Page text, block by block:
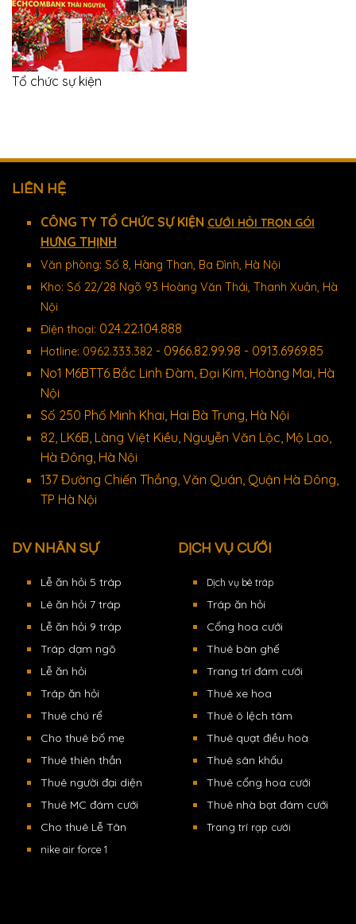
Tổ chức sự kiện
LIÊN HỆ
CÔNG TY TỔ CHỨC SỰ KIỆN CƯỚI HỎI TRỌN GÓI
HƯNG THỊNH
Văn phòng: Số 8, Hàng Than, Ba Đình, Hà Nội
Kho: Số 22/28 Ngõ 93 Hoàng Văn Thái, Thanh Xuân, Hà
Nội
Điện thoại: 024.22.104.888
Hotline: 0962.333.382 - 0966.82.99.98 - 0913.6969.85
No1 M6BTT6 Bắc Linh Đàm, Đại Kim, Hoàng Mai, Hà
Nội
Số 250 Phố Minh Khai, Hai Bà Trưng, Hà Nội
82, LK6B, Làng Việt Kiều, Nguyễn Văn Lộc, Mộ Lao,
Hà Đông, Hà Nội
137 Đường Chiến Thắng, Văn Quán, Quận Hà Đông,
TP Hà Nội
DV NHÂN SỰ
Lễ ăn hỏi 5 tráp
Lê ăn hỏi 7 tráp
Lễ ăn hỏi 9 tráp
Tráp dạm ngõ
Lễ ăn hỏi
Tráp ăn hỏi
Thuê chú rể
Cho thuê bố mẹ
Thuê thiên thần
Thuê người đại diện
Thuê MC đám cưới
Cho thuê Lễ Tân
nike air force 1
DỊCH VỤ CƯỚI
Dịch vụ bê tráp
Tráp ăn hỏi
Cổng hoa cưới
Thuê bàn ghế
Trang trí đám cưới
Thuê xe hoa
Thuê ô lệch tâm
Thuê quạt điều hoà
Thuê sân khấu
Thuê cổng hoa cưới
Thuê nhà bạt đám cưới
Trang trí rạp cưới